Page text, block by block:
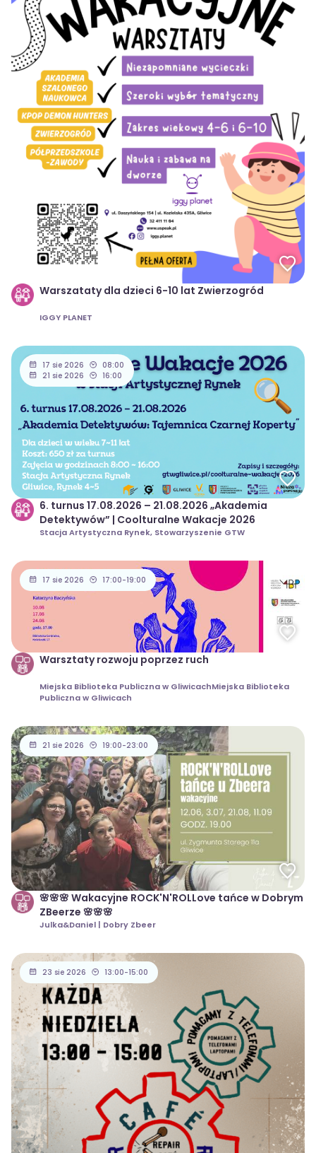
Warszataty dla dzieci 6-10 lat Zwierzogród
IGGY PLANET
17 sie 2026
08:00
21 sie 2026
16:00
6. turnus 17.08.2026 – 21.08.2026 „Akademia
Detektywów” | Coolturalne Wakacje 2026
Stacja Artystyczna Rynek, Stowarzyszenie GTW
17 sie 2026 17:00-19:00
Warsztaty rozwoju poprzez ruch
Miejska Biblioteka Publiczna w GliwicachMiejska Biblioteka
Publiczna w Gliwicach
21 sie 2026 19:00-23:00
🌸🌸🌸 Wakacyjne ROCK'N'ROLLove tańce w Dobrym
ZBeerze 🌸🌸🌸
Julka&Daniel | Dobry Zbeer
23 sie 2026 13:00-15:00